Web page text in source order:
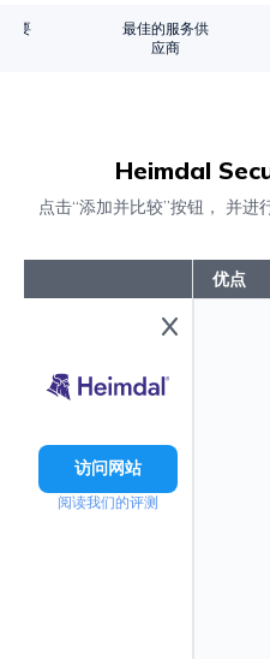
概要
最佳的服务供
应商
Heimdal
点击“添加并比较”按钮， 并
访问网站
阅读我们的评测
优点